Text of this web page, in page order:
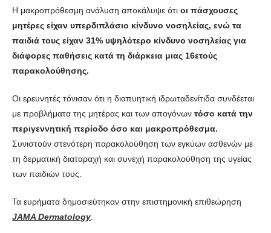
Η μακροπρόθεσμη ανάλυση αποκάλυψε ότι οι πάσχουσες
μητέρες είχαν υπερδιπλάσιο κίνδυνο νοσηλείας, ενώ τα
παιδιά τους είχαν 31% υψηλότερο κίνδυνο νοσηλείας για
διάφορες παθήσεις κατά τη διάρκεια μιας 16ετούς
παρακολούθησης.
Οι ερευνητές τόνισαν ότι η διαπυητική ιδρωταδενίτιδα συνδέεται
με προβλήματα της μητέρας και των απογόνων τόσο κατά την
περιγεννητική περίοδο όσο και μακροπρόθεσμα.
Συνιστούν στενότερη παρακολούθηση των εγκύων ασθενών με
τη δερματική διαταραχή και συνεχή παρακολούθηση της υγείας
των παιδιών τους.
Τα ευρήματα δημοσιεύτηκαν στην επιστημονική επιθεώρηση
JAMA Dermatology